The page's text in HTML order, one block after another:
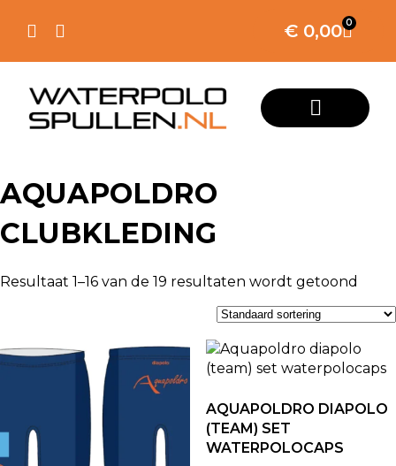
€ 0,00 0
AQUAPOLDRO
CLUBKLEDING
Resultaat 1–16 van de 19 resultaten wordt getoond
AQUAPOLDRO DIAPOLO
(TEAM) SET
WATERPOLOCAPS